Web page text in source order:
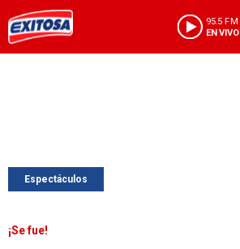
95.5 FM
EN VIVO
Espectáculos
¡Se fue!